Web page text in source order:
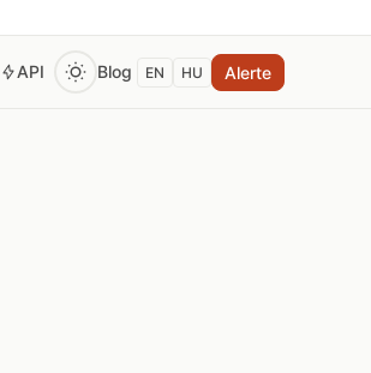
API Blog EN HU Alerte